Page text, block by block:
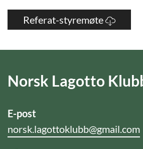
Referat-styremøte
Norsk Lagotto
E-post
norsk.lagottoklubb@gmail.com